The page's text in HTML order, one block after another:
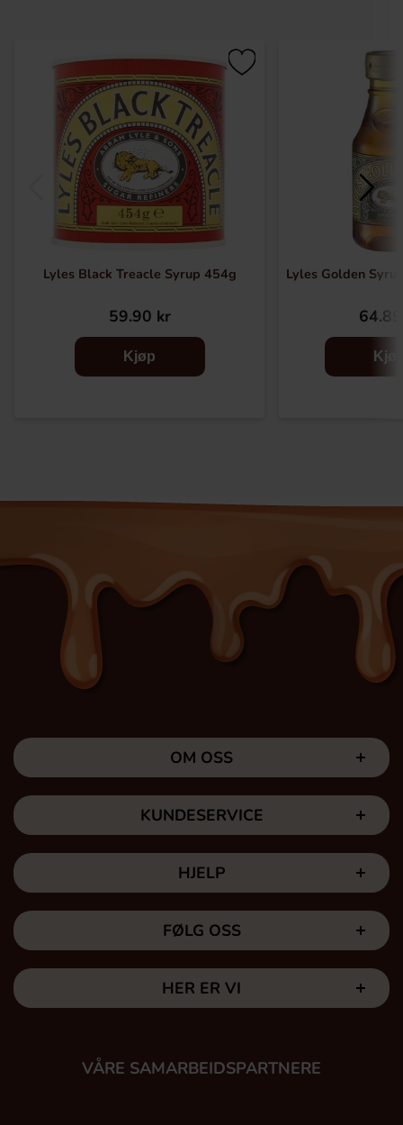
Lyles Black Treacle Syrup 454g
59.90 kr
Kjøp
Lyles Golden
OM OSS
KUNDESERVICE
HJELP
FØLG OSS
HER ER VI
VÅRE SAMARBEIDSPARTNERE